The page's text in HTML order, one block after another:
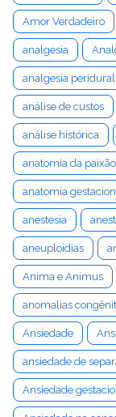
Amor Verdadeiro
analgesia
analgesia peridural
análise de custos
análise histórica
anatomia da paixão
anatomia
anestesia
aneuploidias
Anima e Animus
anomalias
Ansiedade
ansiedade de
Ansiedade